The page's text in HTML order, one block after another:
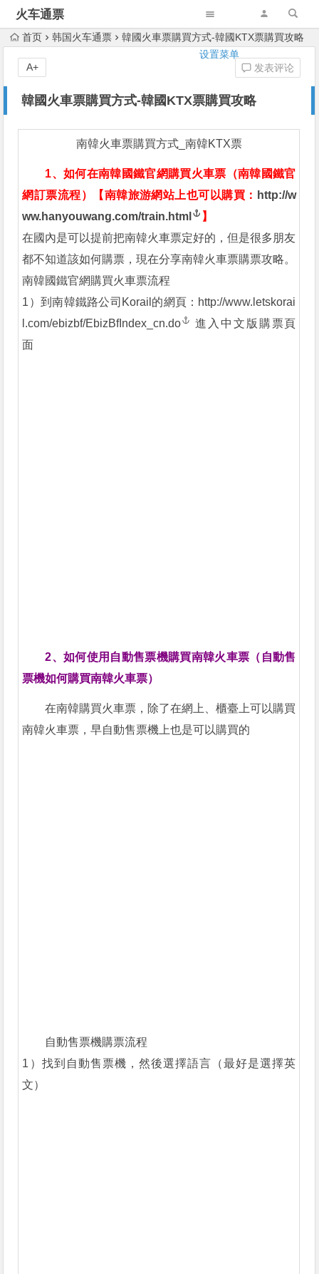
火车通票
设置菜单
首页 韩国火车通票 韓國火車票購買方式-韓國KTX票購買攻略
韓國火車票購買方式-韓國KTX票購買攻略
发表评论
A+
南韓火車票購買方式_南韓KTX票
1、如何在南韓國鐵官網購買火車票（南韓國鐵官
網訂票流程）
【南韓旅游網站上也可以購買： http://w
ww.hanyouwang.com/train.html
】
在國內是可以提前把南韓火車票定好的，但是很多朋友
都不知道該如何購票，現在分享南韓火車票購票攻略。
南韓國鐵官網購買火車票流程
1）到南韓鐵路公司Korail的網頁： http://www.letskorai
l.com/ebizbf/EbizBfIndex_cn.do
進入中文版購票頁
面
2、如何使用自動售票機購買南韓火車票（自動售
票機如何購買南韓火車票）
在南韓購買火車票，除了在網上、櫃臺上可以購買
南韓火車票，早自動售票機上也是可以購買的
自動售票機購票流程
1）找到自動售票機，然後選擇語言（最好是選擇英
文）